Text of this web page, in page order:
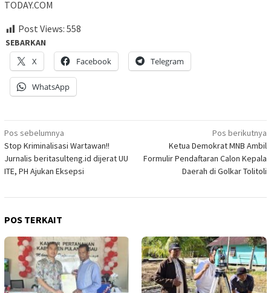
TODAY.COM
Post Views: 558
SEBARKAN
X
Facebook Telegram
WhatsApp
Navigasi
pos
Pos sebelumnya
Stop Kriminalisasi Wartawan!!
Jurnalis beritasulteng.id dijerat UU
ITE, PH Ajukan Eksepsi
Pos berikutnya
Ketua Demokrat MNB Ambil
Formulir Pendaftaran Calon Kepala
Daerah di Golkar Tolitoli
POS TERKAIT